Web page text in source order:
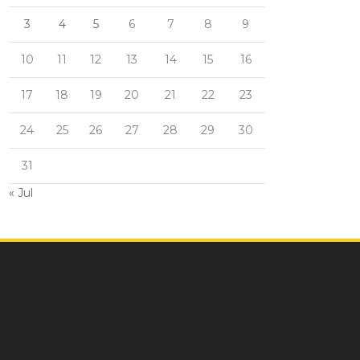
3 4 5 6 7 8 9
10 11 12 13 14 15 16
17 18 19 20 21 22 23
24 25 26 27 28 29 30
31
« Jul